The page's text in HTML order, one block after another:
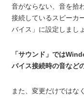
音がならない、音を拾
接続しているスピーカ
バイス」に設定しまし
「サウンド」では
バイス接続時の音など
また、変更だけではな